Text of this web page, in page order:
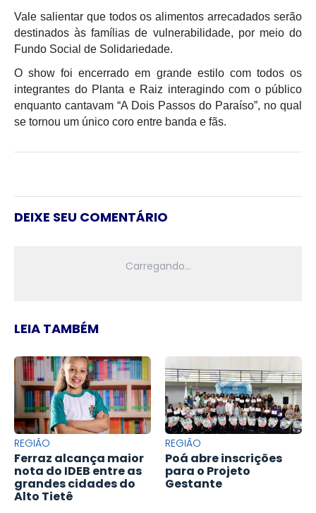
Vale salientar que todos os alimentos arrecadados serão
destinados às famílias de vulnerabilidade, por meio do
Fundo Social de Solidariedade.
O show foi encerrado em grande estilo com todos os
integrantes do Planta e Raiz interagindo com o público
enquanto cantavam “A Dois Passos do Paraíso”, no qual
se tornou um único coro entre banda e fãs.
DEIXE SEU COMENTÁRIO
LEIA TAMBÉM
REGIÃO
Ferraz alcança maior
nota do IDEB entre as
grandes cidades do
Alto Tietê
REGIÃO
Poá abre inscrições
para o Projeto
Gestante